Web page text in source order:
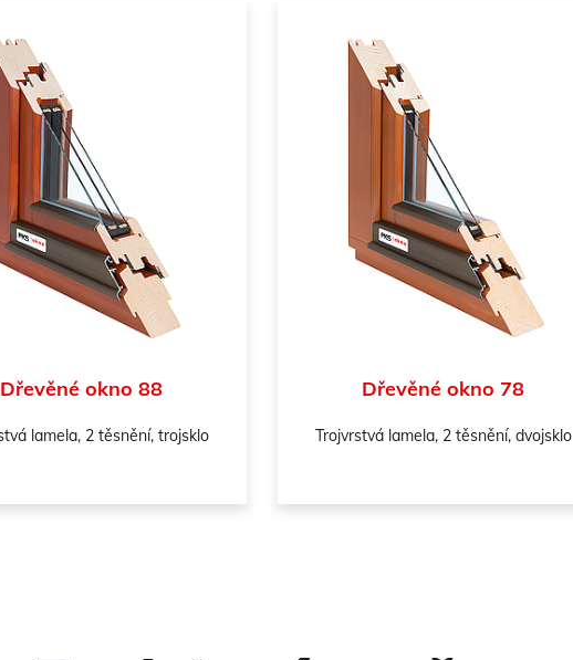
Dřevěné okno 88
lamela, 2 těsnění, trojsklo
Dřevěné okno 78
Trojvrstvá lamela, 2 těsnění, dvojsklo